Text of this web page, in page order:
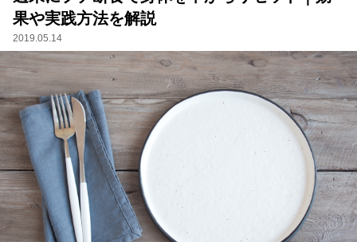
果や実践方法を解説
2019.05.14